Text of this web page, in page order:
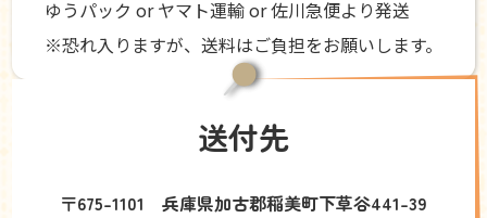
ゆうパック or ヤマト運輸 or 佐川急便より発送
※恐れ入りますが、送料はご負担をお願いします。
送付先
〒675-1101 兵庫県加古郡稲美町下草谷441-39